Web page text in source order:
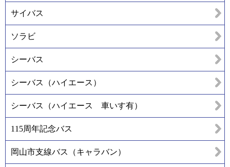
サイバス
ソラビ
シーバス
シーバス（ハイエース）
シーバス（ハイエース 車いす有）
115周年記念バス
岡山市支線バス（キャラバン）